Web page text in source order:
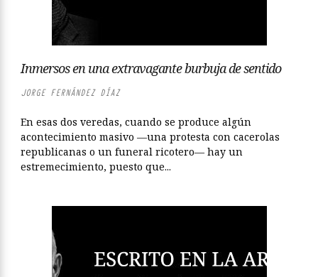
Inmersos en una extravagante burbuja de sentido
JORGE FERNÁNDEZ DÍAZ
En esas dos veredas, cuando se produce algún
acontecimiento masivo —una protesta con cacerolas
republicanas o un funeral ricotero— hay un
estremecimiento, puesto que...